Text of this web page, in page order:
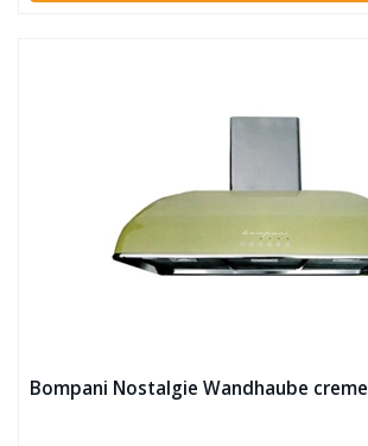
Bompani Nostalgie Wandhaube creme